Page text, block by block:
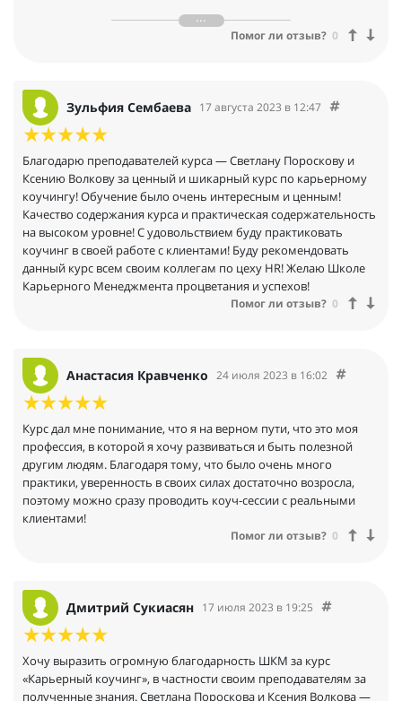
проработала свои запросы по формированию личного
бренда. Отрабатывая роль коуча и получая обратную связь от
другу развиваться в консультировании клиентов.
Помог ли отзыв? 0
Зульфия Сембаева 17 августа 2023 в 12:47
Благодарю преподавателей курса — Светлану Пороскову и
Ксению Волкову за ценный и шикарный курс по карьерному
коучингу! Обучение было очень интересным и ценным!
Качество содержания курса и практическая содержательность
на высоком уровне! С удовольствием буду практиковать
коучинг в своей работе с клиентами! Буду рекомендовать
данный курс всем своим коллегам по цеху HR! Желаю Школе
Карьерного Менеджмента процветания и успехов!
Помог ли отзыв? 0
Анастасия Кравченко 24 июля 2023 в 16:02
Курс дал мне понимание, что я на верном пути, что это моя
профессия, в которой я хочу развиваться и быть полезной
другим людям. Благодаря тому, что было очень много
практики, уверенность в своих силах достаточно возросла,
поэтому можно сразу проводить коуч-сессии с реальными
клиентами!
Помог ли отзыв? 0
Дмитрий Сукиасян 17 июля 2023 в 19:25
Хочу выразить огромную благодарность ШКМ за курс
«Карьерный коучинг», в частности своим преподавателям за
полученные знания. Светлана Пороскова и Ксения Волкова —